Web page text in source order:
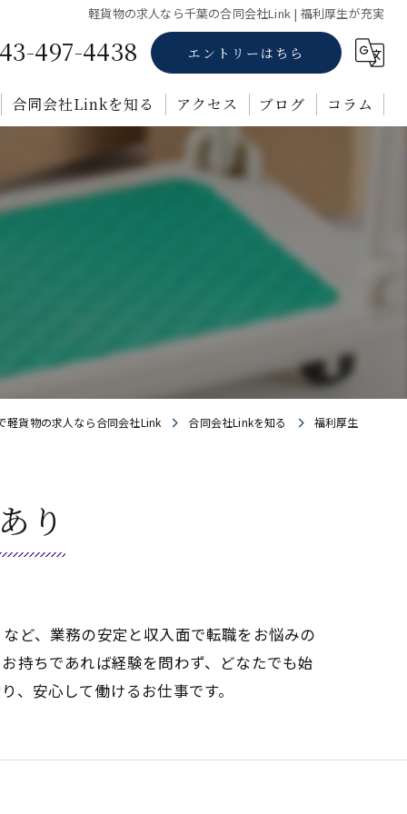
軽貨物の求人なら千葉の合同会社Link | 福利厚生が充実
497-4438 エントリーはちら
合同会社Linkを知る
正社員
業務委託
アクセス ブログ コラム
軽貨物の求人なら合同会社Link 合同会社Linkを知る 福利厚生
り
ど、業務の安定と収入面で転職をお悩みの
持ちであれば経験を問わず、どなたでも始
安心して働けるお仕事です。